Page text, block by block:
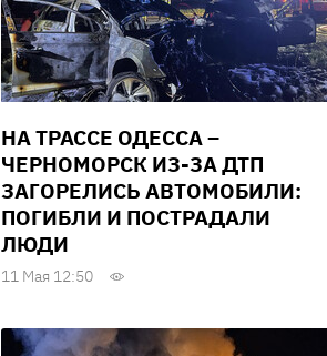
НА ТРАССЕ ОДЕССА –
ЧЕРНОМОРСК ИЗ-ЗА ДТП
ЗАГОРЕЛИСЬ АВТОМОБИЛИ:
ПОГИБЛИ И ПОСТРАДАЛИ
ЛЮДИ
11 Мая 12:50